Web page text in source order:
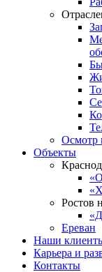
Осмотр
Объекты
Ростов
Ереван
Наши
Карьера и
Контакты